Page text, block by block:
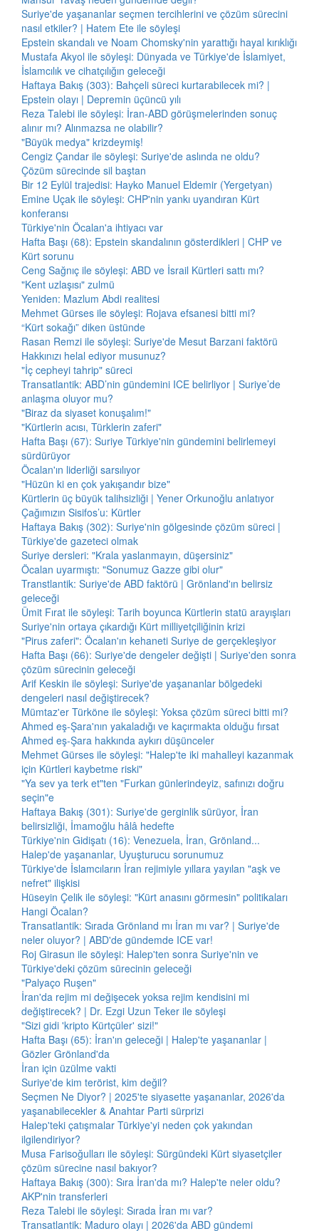
Suriye'de yaşananlar seçmen tercihlerini ve çözüm sürecini
nasıl etkiler? | Hatem Ete ile söyleşi
Epstein skandalı ve Noam Chomsky'nin yarattığı hayal kırıklığı
Mustafa Akyol ile söyleşi: Dünyada ve Türkiye'de İslamiyet,
İslamcılık ve cihatçılığın geleceği
Haftaya Bakış (303): Bahçeli süreci kurtarabilecek mi? |
Epstein olayı | Depremin üçüncü yılı
Reza Talebi ile söyleşi: İran-ABD görüşmelerinden sonuç
alınır mı? Alınmazsa ne olabilir?
"Büyük medya" krizdeymiş!
Cengiz Çandar ile söyleşi: Suriye'de aslında ne oldu?
Çözüm sürecinde sil baştan
Bir 12 Eylül trajedisi: Hayko Manuel Eldemir (Yergetyan)
Emine Uçak ile söyleşi: CHP'nin yankı uyandıran Kürt
konferansı
Türkiye'nin Öcalan'a ihtiyacı var
Hafta Başı (68): Epstein skandalının gösterdikleri | CHP ve
Kürt sorunu
Ceng Sağnıç ile söyleşi: ABD ve İsrail Kürtleri sattı mı?
"Kent uzlaşısı" zulmü
Yeniden: Mazlum Abdi realitesi
Mehmet Gürses ile söyleşi: Rojava efsanesi bitti mi?
“Kürt sokağı” diken üstünde
Rasan Remzi ile söyleşi: Suriye'de Mesut Barzani faktörü
Hakkınızı helal ediyor musunuz?
"İç cepheyi tahrip" süreci
Transatlantik: ABD’nin gündemini ICE belirliyor | Suriye’de
anlaşma oluyor mu?
"Biraz da siyaset konuşalım!"
"Kürtlerin acısı, Türklerin zaferi"
Hafta Başı (67): Suriye Türkiye'nin gündemini belirlemeyi
sürdürüyor
Öcalan'ın liderliği sarsılıyor
"Hüzün ki en çok yakışandır bize"
Kürtlerin üç büyük talihsizliği | Yener Orkunoğlu anlatıyor
Çağımızın Sisifos’u: Kürtler
Haftaya Bakış (302): Suriye'nin gölgesinde çözüm süreci |
Türkiye'de gazeteci olmak
Suriye dersleri: "Krala yaslanmayın, düşersiniz"
Öcalan uyarmıştı: "Sonumuz Gazze gibi olur"
Transtlantik: Suriye'de ABD faktörü | Grönland'ın belirsiz
geleceği
Ümit Fırat ile söyleşi: Tarih boyunca Kürtlerin statü arayışları
Suriye'nin ortaya çıkardığı Kürt milliyetçiliğinin krizi
"Pirus zaferi": Öcalan'ın kehaneti Suriye de gerçekleşiyor
Hafta Başı (66): Suriye'de dengeler değişti | Suriye'den sonra
çözüm sürecinin geleceği
Arif Keskin ile söyleşi: Suriye'de yaşananlar bölgedeki
dengeleri nasıl değiştirecek?
Mümtaz'er Türköne ile söyleşi: Yoksa çözüm süreci bitti mi?
Ahmed eş-Şara'nın yakaladığı ve kaçırmakta olduğu fırsat
Ahmed eş-Şara hakkında aykırı düşünceler
Mehmet Gürses ile söyleşi: "Halep'te iki mahalleyi kazanmak
için Kürtleri kaybetme riski"
"Ya sev ya terk et"ten "Furkan günlerindeyiz, safınızı doğru
seçin"e
Haftaya Bakış (301): Suriye'de gerginlik sürüyor, İran
belirsizliği, İmamoğlu hâlâ hedefte
Türkiye'nin Gidişatı (16): Venezuela, İran, Grönland...
Halep'de yaşananlar, Uyuşturucu sorunumuz
Türkiye'de İslamcıların İran rejimiyle yıllara yayılan "aşk ve
nefret" ilişkisi
Hüseyin Çelik ile söyleşi: "Kürt anasını görmesin" politikaları
Hangi Öcalan?
Transatlantik: Sırada Grönland mı İran mı var? | Suriye'de
neler oluyor? | ABD'de gündemde ICE var!
Roj Girasun ile söyleşi: Halep'ten sonra Suriye'nin ve
Türkiye'deki çözüm sürecinin geleceği
"Palyaço Ruşen"
İran'da rejim mi değişecek yoksa rejim kendisini mi
değiştirecek? | Dr. Ezgi Uzun Teker ile söyleşi
"Sizi gidi 'kripto Kürtçüler' sizi!"
Hafta Başı (65): İran'ın geleceği | Halep'te yaşananlar |
Gözler Grönland'da
İran için üzülme vakti
Suriye'de kim terörist, kim değil?
Seçmen Ne Diyor? | 2025'te siyasette yaşananlar, 2026'da
yaşanabilecekler & Anahtar Parti sürprizi
Halep'teki çatışmalar Türkiye'yi neden çok yakından
ilgilendiriyor?
Musa Farisoğulları ile söyleşi: Sürgündeki Kürt siyasetçiler
çözüm sürecine nasıl bakıyor?
Haftaya Bakış (300): Sıra İran'da mı? Halep'te neler oldu?
AKP'nin transferleri
Reza Talebi ile söyleşi: Sırada İran mı var?
Transatlantik: Maduro olayı | 2026'da ABD gündemi